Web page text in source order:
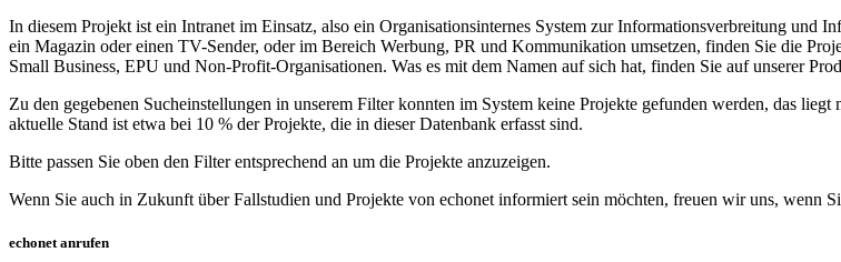
In diesem Projekt ist ein Intranet im Einsatz, also ein Organisationsinternes System zur Informationsverbreitung und
ein Magazin oder einen TV-Sender, oder im Bereich Werbung, PR und Kommunikation umsetzen, finden Sie die
Small Business, EPU und Non-Profit-Organisationen. Was es mit dem Namen auf sich hat, finden Sie auf unserer
Zu den gegebenen Sucheinstellungen in unserem Filter konnten im System keine Projekte gefunden werden, das
aktuelle Stand ist etwa bei 10 % der Projekte, die in dieser Datenbank erfasst sind.
Bitte passen Sie oben den Filter entsprechend an um die Projekte anzuzeigen.
Wenn Sie auch in Zukunft über Fallstudien und Projekte von echonet informiert sein möchten, freuen wir uns, wenn
echonet anrufen